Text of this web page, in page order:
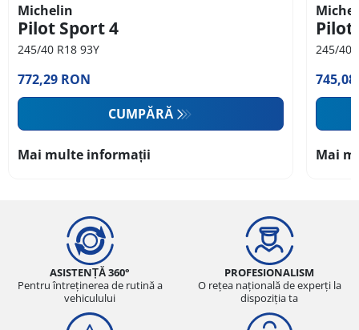
Michelin
Pilot Sport 4
245/40 R18 93Y
772,29 RON
CUMPĂRĂ
Mai multe informații
Pilot
245/40
Mai
ASISTENȚĂ 360°
Pentru întreținerea de rutină a
vehiculului
PROFESIONALISM
O rețea națională de experți la
dispoziția ta